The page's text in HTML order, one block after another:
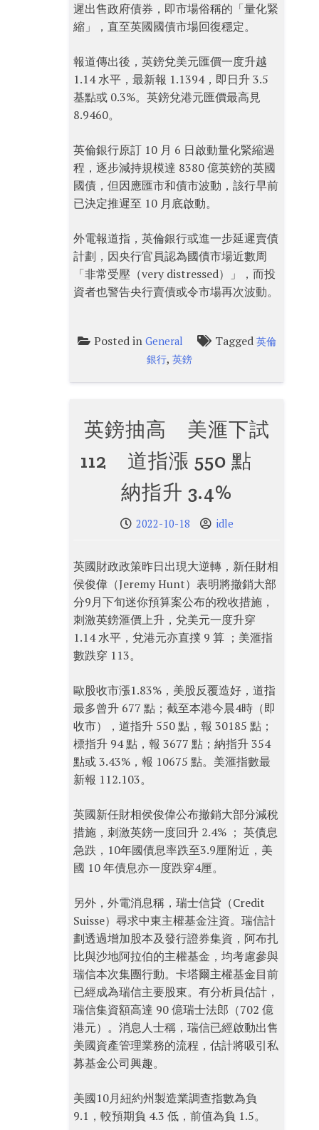
遲出售政府債券，即市場俗稱的「量化緊
縮」，直至英國國債市場回復穩定。
報道傳出後，英鎊兌美元匯價一度升越
1.14 水平，最新報 1.1394，即日升 3.5
基點或 0.3%。英鎊兌港元匯價最高見
8.9460。
英倫銀行原訂 10 月 6 日啟動量化緊縮過
程，逐步減持規模達 8380 億英鎊的英國
國債，但因應匯市和債市波動，該行早前
已決定推遲至 10 月底啟動。
外電報道指，英倫銀行或進一步延遲賣債
計劃，因央行官員認為國債市場近數周
「非常受壓（very distressed）」，而投
資者也警告央行賣債或令市場再次波動。
Posted in General Tagged 英倫
銀行,英鎊
英鎊抽高 美滙下試
112 道指漲 550 點
納指升 3.4%
2022-10-18 idle
英國財政政策昨日出現大逆轉，新任財相
侯俊偉（Jeremy Hunt）表明將撤銷大部
分9月下旬迷你預算案公布的稅收措施，
刺激英鎊滙價上升，兌美元一度升穿
1.14 水平，兌港元亦直撲 9 算 ；美滙指
數跌穿 113。
歐股收市漲1.83%，美股反覆造好，道指
最多曾升 677 點；截至本港今晨4時（即
收市），道指升 550 點，報 30185 點；
標指升 94 點，報 3677 點；納指升 354
點或 3.43%，報 10675 點。美滙指數最
新報 112.103。
英國新任財相侯俊偉公布撤銷大部分減稅
措施，刺激英鎊一度回升 2.4% ； 英債息
急跌，10年國債息率跌至3.9厘附近，美
國 10 年債息亦一度跌穿4厘。
另外，外電消息稱，瑞士信貸（Credit
Suisse）尋求中東主權基金注資。瑞信計
劃透過增加股本及發行證券集資，阿布扎
比與沙地阿拉伯的主權基金，均考慮參與
瑞信本次集團行動。卡塔爾主權基金目前
已經成為瑞信主要股東。有分析員估計，
瑞信集資額高達 90 億瑞士法郎（702 億
港元）。消息人士稱，瑞信已經啟動出售
美國資產管理業務的流程，估計將吸引私
募基金公司興趣。
美國10月紐約州製造業調查指數為負
9.1，較預期負 4.3 低，前值為負 1.5。